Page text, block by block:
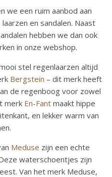
we een ruim aanbod aan
en sandalen. Naast
hebben we dan ook
in onze webshop.
stel regenlaarzen altijd
Bergstein – dit merk heeft
de regenboog voor zowel
merk En-Fant maakt hippe
en lekker warm van
Meduse zijn een echte
waterschoentjes zijn
Van het merk Meduse,